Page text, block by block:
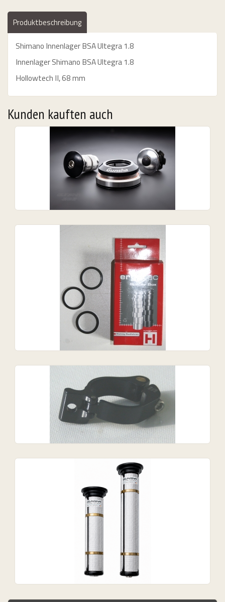
"
Bikeleasing.de leasen
Produktbeschreibung
Shimano Innenlager BSA Ultegra 1.8
Innenlager Shimano BSA Ultegra 1.8
Hollowtech II, 68 mm
Kunden kauften auch